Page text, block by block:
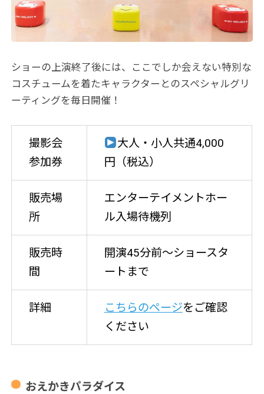
ショーの上演終了後には、ここでしか会えない特別な
コスチュームを着たキャラクターとのスペシャルグリ
ーティングを毎日開催！
撮影会
参加券
大人・小人共通4,000
円（税込）
販売場
所
エンターテイメントホー
ル入場待機列
販売時
間
開演45分前～ショースタ
ートまで
詳細 こちらのページをご確認
ください
おえかきパラダイス